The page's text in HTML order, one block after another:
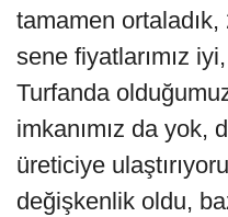
tamamen
sene fiyatlarımız
Turfanda
imkanımız da yok,
üreticiye
değişkenlik oldu,